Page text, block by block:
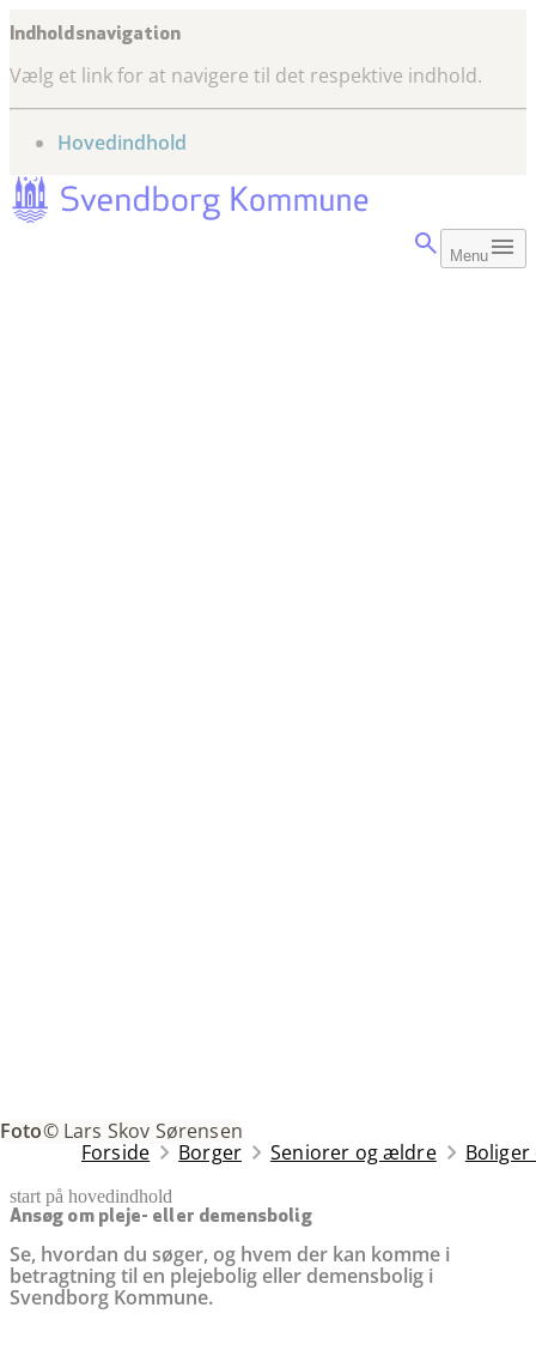
Indholdsnavigation
Vælg et link for at navigere til det respektive indhold.
gå til
Hovedindhold
Menu
Foto© Lars Skov Sørensen
Forside Borger Seniorer og ældre
start på hovedindhold
Ansøg om pleje- eller demensbolig
Se, hvordan du søger, og hvem der kan komme i
betragtning til en plejebolig eller demensbolig i
Svendborg Kommune.
senest opdateret 7. maj 2026